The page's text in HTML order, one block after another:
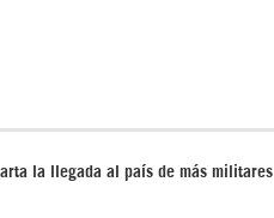
la llegada al país de más militares